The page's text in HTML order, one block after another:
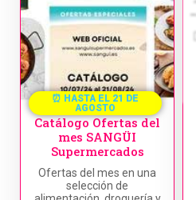
⏰ HASTA EL 21 DE
AGOSTO
Catálogo Ofertas del
mes SANGÜI
Supermercados
Ofertas del mes en una
selección de